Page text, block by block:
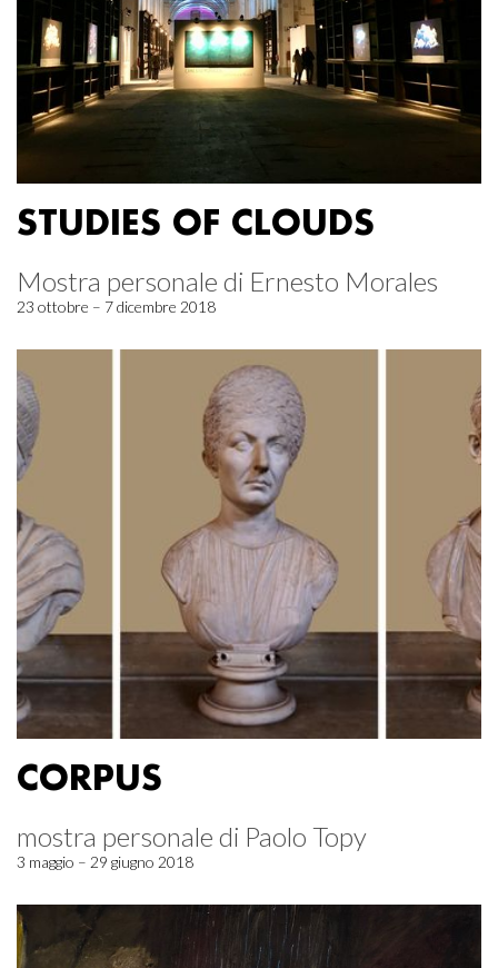
STUDIES OF CLOUDS
Mostra personale di Ernesto Morales
23 ottobre – 7 dicembre 2018
CORPUS
mostra personale di Paolo Topy
3 maggio – 29 giugno 2018